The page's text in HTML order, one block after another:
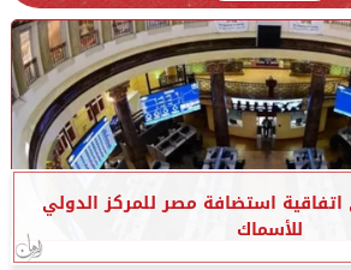
استضافة مصر للمركز الدولي
للأسماك